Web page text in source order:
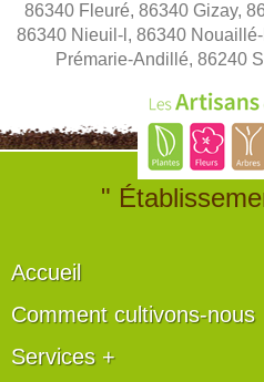
86340 Fleuré, 86340 Gizay,
86340 Nieuil-l, 86340
Prémarie-Andillé, 86240
"
Accueil
Comment cultivons-nous
Services +